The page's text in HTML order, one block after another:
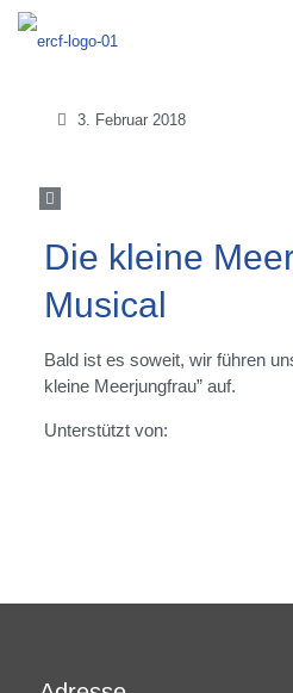
3. Februar 2018
Die kleine
Musical
Bald ist es soweit, wir führen
kleine Meerjungfrau” auf.
Unterstützt von: